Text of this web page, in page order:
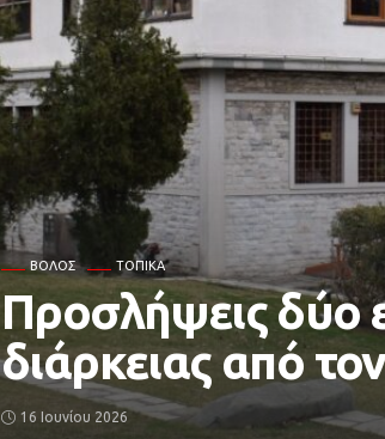
ΒΌΛΟΣ ΤΟΠΙΚΆ
Προσλήψεις δύο
διάρκειας από
16 Ιουνίου 2026